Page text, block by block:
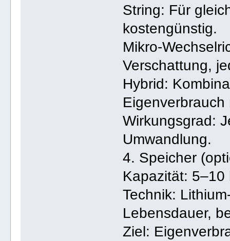
String: Für
kostengünstig.
Mikro-
Verschattung,
Hybrid:
Eigenverbrauch
Wirkungsgrad:
Umwandlung.
4. Speicher
Kapazität:
Technik:
Lebensdauer,
Ziel: